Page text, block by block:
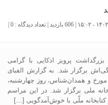
0
پرویز اذکایی با گرامی
برگزار شد. به گزارش الفبای
مورخ و همدان‌شناس، روز چهارشنبه،
ملی برگزار شد. در این مراسم
کتابخانه ملّی با خوش‌آمدگویی […]